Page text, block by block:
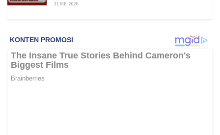
31 MEI 2026